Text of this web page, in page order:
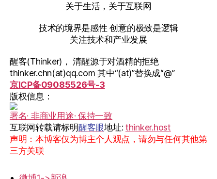
关于生活，关于互联网
技术的境界是感性 创意的极致是逻辑
关注技术和产业发展
醒客(Thinker)， 清醒源于对酒精的拒绝
thinker.chn(at)qq.com 其中“(at)”替换成“@”
京ICP备09085526号-3
版权信息：
署名· 非商业用途· 保持一致
互联网转载请标明醒客眼地址: thinker.host
声明：本博客仅为博主个人观点，请勿与任何其他第
三方关联